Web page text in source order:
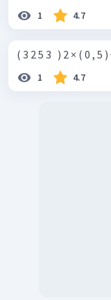
1 4.7
( 3 2 5 3 ​ ​ ) 2 × ( 0 , 5 )
1 4.7